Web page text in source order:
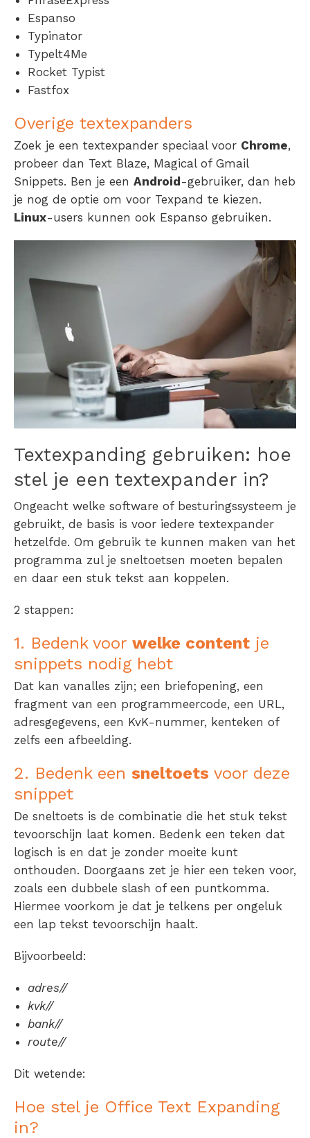
Espanso
Typinator
Typelt4Me
Rocket Typist
Fastfox
Overige textexpanders
Zoek je een textexpander speciaal voor Chrome,
probeer dan Text Blaze, Magical of Gmail
Snippets. Ben je een Android-gebruiker, dan heb
je nog de optie om voor Texpand te kiezen.
Linux-users kunnen ook Espanso gebruiken.
Textexpanding gebruiken: hoe
stel je een textexpander in?
Ongeacht welke software of besturingssysteem je
gebruikt, de basis is voor iedere textexpander
hetzelfde. Om gebruik te kunnen maken van het
programma zul je sneltoetsen moeten bepalen
en daar een stuk tekst aan koppelen.
2 stappen:
1. Bedenk voor welke content je
snippets nodig hebt
Dat kan vanalles zijn; een briefopening, een
fragment van een programmeercode, een URL,
adresgegevens, een KvK-nummer, kenteken of
zelfs een afbeelding.
2. Bedenk een sneltoets voor deze
snippet
De sneltoets is de combinatie die het stuk tekst
tevoorschijn laat komen. Bedenk een teken dat
logisch is en dat je zonder moeite kunt
onthouden. Doorgaans zet je hier een teken voor,
zoals een dubbele slash of een puntkomma.
Hiermee voorkom je dat je telkens per ongeluk
een lap tekst tevoorschijn haalt.
Bijvoorbeeld:
adres//
kvk//
bank//
route//
Dit wetende:
Hoe stel je Office Text Expanding
in?